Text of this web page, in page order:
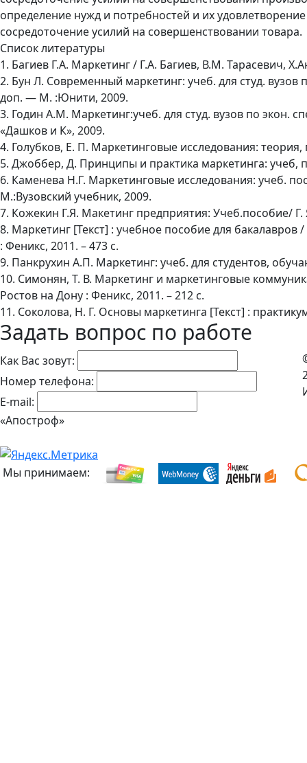
определение нужд и потребностей и их
сосредоточение усилий на совершенствовании товара.
Список литературы
1. Багиев Г.А. Маркетинг / Г.А. Багиев, В.М. Тарасевич,
2. Бун Л. Современный маркетинг: учеб. для студ.
доп. — М. :Юнити, 2009.
3. Годин A.M. Маркетинг:учеб. для студ. вузов по экон.
«Дашков и К», 2009.
4. Голубков, Е. П. Маркетинговые исследования:
5. Джоббер, Д. Принципы и практика маркетинга:
6. Каменева Н.Г. Маркетинговые исследования: учеб.
М.:Вузовский учебник, 2009.
7. Кожекин Г.Я. Макетинг предприятия: Учеб.пособие/
8. Маркетинг [Текст] : учебное пособие для
: Феникс, 2011. – 473 с.
9. Панкрухин А.П. Маркетинг: учеб. для студентов,
10. Симонян, Т. В. Маркетинг и маркетинговые
Ростов на Дону : Феникс, 2011. – 212 с.
11. Соколова, Н. Г. Основы маркетинга [Текст] :
Задать вопрос по работе
Как Вас зовут:
Номер телефона:
E-mail:
«Апостроф»
Мы принимаем: